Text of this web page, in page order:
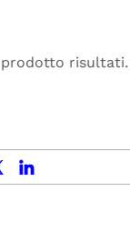
risultati.
linkedin